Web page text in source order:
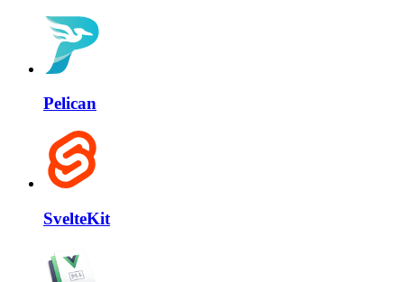
Pelican
SvelteKit